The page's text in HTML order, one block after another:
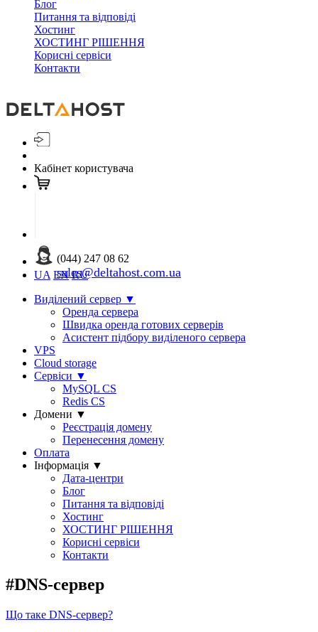
Блог
Питання та відповіді
Хостинг
ХОСТИНГ РІШЕННЯ
Корисні сервіси
Контакти
Кабінет користувача
(044) 247 08 62
sales@deltahost.com.ua
UA EN RU
Виділений сервер ▼
Оренда сервера
Швидка оренда готових серверів
Асистент підбору виділеного сервера
VPS
Cloud storage
Сервіси ▼
MySQL CS
Redis CS
Домени ▼
Реєстрація домену
Перенесення домену
Оплата
Інформація ▼
Дата-центри
Блог
Питання та відповіді
Хостинг
ХОСТИНГ РІШЕННЯ
Корисні сервіси
Контакти
#DNS-сервер
Що таке DNS-сервер?